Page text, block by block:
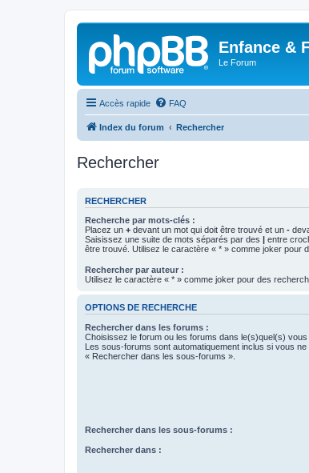
Enfance &
Le Forum
Accès rapide FAQ
Index du forum Rechercher
Rechercher
RECHERCHER
Recherche par mots-clés :
Placez un + devant un mot qui doit être trouvé et un -
Saisissez une suite de mots séparés par des | entre
être trouvé. Utilisez le caractère « * » comme joker pour
Rechercher par auteur :
Utilisez le caractère « * » comme joker pour des
OPTIONS DE RECHERCHE
Rechercher dans les forums :
Choisissez le forum ou les forums dans le(s)quel(s)
Les sous-forums sont automatiquement inclus si vous
« Rechercher dans les sous-forums ».
Rechercher dans les sous-forums :
Rechercher dans :